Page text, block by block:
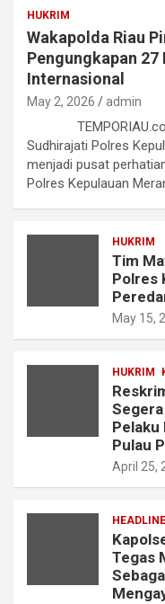
HUKRIM
Wakapolda Riau
Pengungkapan
Internasional
May 2, 2026 admin
TEMPORIAU.co
Sudhirajati Polres
menjadi pusat
Polres Kepulauan
HUKRIM
Tim
Polres
May 15,
HUKRIM
Pelaku
Pulau
April 25,
HEADLINE
Tegas